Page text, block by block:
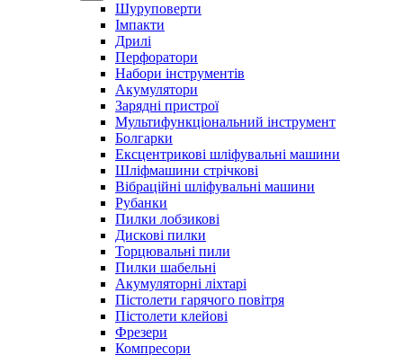
Шуруповерти
Імпакти
Дрилі
Перфоратори
Набори інструментів
Акумулятори
Зарядні пристрої
Мультифункціональний інструмент
Болгарки
Ексцентрикові шліфувальні машини
Шліфмашини стрічкові
Вібраційні шліфувальні машини
Рубанки
Пилки лобзикові
Дискові пилки
Торцювальні пили
Пилки шабельні
Акумуляторні ліхтарі
Пістолети гарячого повітря
Пістолети клейові
Фрезери
Компресори